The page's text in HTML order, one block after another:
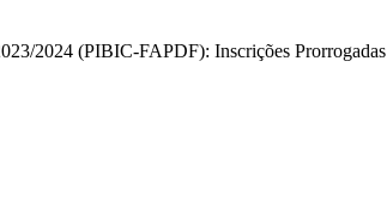
2024 (PIBIC-FAPDF): Inscrições Prorrogadas